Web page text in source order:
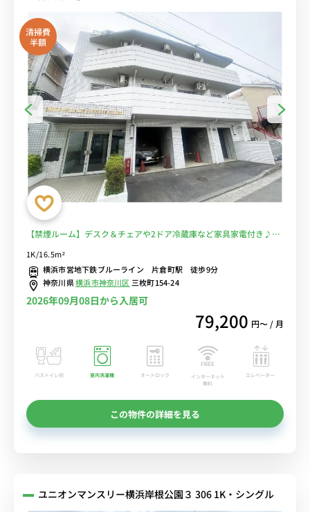
清掃費
半額
【禁煙ルーム】デスク＆チェアや2ドア冷蔵庫など家具家電付き♪横
べるWi-Fi格安レンタル中！
1K/16.5m²
横浜市営地下鉄ブルーライン 片倉町駅 徒歩9分
神奈川県横浜市神奈川区 三枚町154-24
2026年09月08日から入居可
79,200 円〜 / 月
バストイレ別 室内洗濯機 オートロック
インターネット
無料
エレベーター
この物件の詳細を見る
ユニオンマンスリー横浜岸根公園３ 306 1K・シングル